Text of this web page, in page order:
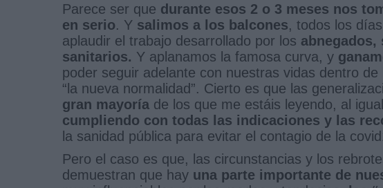
Parece ser que durante esos 2 o 3 meses nos
en serio. Y salimos a los balcones, todos los
aplaudir el trabajo desarrollado por los
sanitarios. Y aplanamos la famosa curva, y
poder seguir adelante con nuestras vidas dentro
“la nueva normalidad”. Cierto es que las
gran mayoría de los que me estáis leyendo, al
cumpliendo con todas las indicaciones y las
la sanidad pública para evitar el contagio de la
Pero el caso es que, las circunstancias y los
demuestran que hay una parte importante de